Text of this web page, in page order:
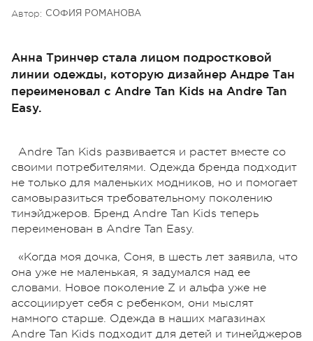
Автор: СОФИЯ РОМАНОВА
Анна Тринчер стала лицом подростковой
линии одежды, которую дизайнер Андре Тан
переименовал с Andre Tan Kids на Andre Tan
Easy.
Andre Tan Kids развивается и растет вместе со
своими потребителями. Одежда бренда подходит
не только для маленьких модников, но и помогает
самовыразиться требовательному поколению
тинэйджеров. Бренд Andre Tan Kids теперь
переименован в Andre Tan Easy.
«Когда моя дочка, Соня, в шесть лет заявила, что
она уже не маленькая, я задумался над ее
словами. Новое поколение Z и альфа уже не
ассоциирует себя с ребенком, они мыслят
намного старше. Одежда в наших магазинах
Andre Tan Kids подходит для детей и тинейджеров